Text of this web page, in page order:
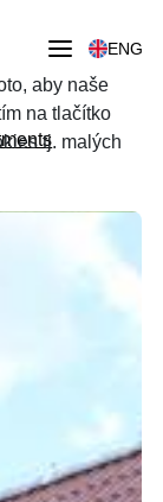
ENG
aby naše
na tlačítko
tj. malých